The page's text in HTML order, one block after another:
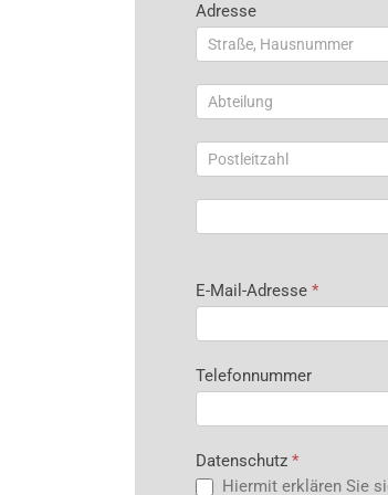
Adresse
Adresse
Adresse
Adresse
E-Mail-Adresse *
Telefonnummer
Datenschutz *
Hiermit erklären Sie